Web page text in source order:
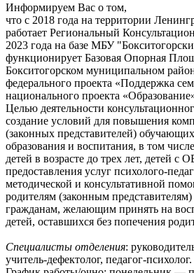
Информируем Вас о том,
что с 2018 года на территории
работает Региональный
2023 года на базе МБУ
функционирует Базовая Опорная
Бокситогорском муниципальном
федерального проекта «Поддержка
национального проекта
Целью деятельности
создание условий для повышения
(законных представителей)
образования и воспитания, в том
детей в возрасте до трех лет, детей с
предоставления услуг психолого-
методической и консультативной
родителям (законным представителям)
гражданам, желающим принять на
детей, оставшихся без попечения
Специалисты отделения:
учитель-дефектолог, педагог-психолог.